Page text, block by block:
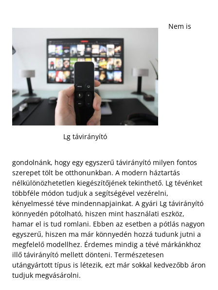
Lg távirányító
Nem is
gondolnánk, hogy egy egyszerű távirányító milyen fontos
szerepet tölt be otthonunkban. A modern háztartás
nélkülönözhetetlen kiegészítőjének tekinthető. Lg tévénket
többféle módon tudjuk a segítségével vezérelni,
kényelmessé téve mindennapjainkat. A gyári Lg távirányító
könnyedén pótolható, hiszen mint használati eszköz,
hamar el is tud romlani. Ebben az esetben a pótlás nagyon
egyszerű, hiszen ma már könnyedén hozzá tudunk jutni a
megfelelő modellhez. Érdemes mindig a tévé márkánkhoz
illő távirányító mellett dönteni. Természetesen
utángyártott típus is létezik, ezt már sokkal kedvezőbb áron
tudjuk megvásárolni.